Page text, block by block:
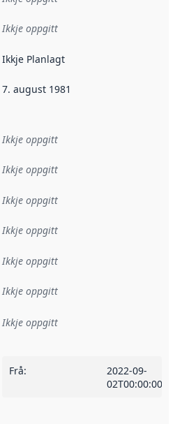
Ikkje oppgitt
:
Ikkje Planlagt
datoen seier når dataa i dette
7. august 1981
Ikkje oppgitt
Ikkje oppgitt
Ikkje oppgitt
Ikkje oppgitt
Ikkje oppgitt
Ikkje oppgitt
Ikkje oppgitt
Frå:
2022-09-
02T00:00:00Z